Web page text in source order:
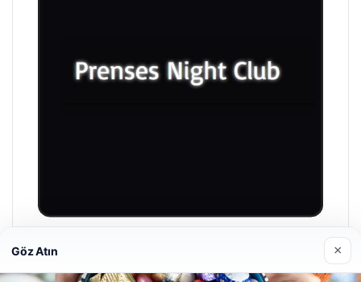
Prenses Night Club
Nisan 29, 2026
Göz Atın ×